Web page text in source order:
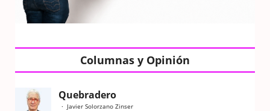
Columnas y Opinión
Quebradero
Javier Solorzano Zinser